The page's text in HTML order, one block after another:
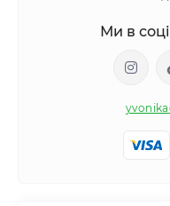
Ми в